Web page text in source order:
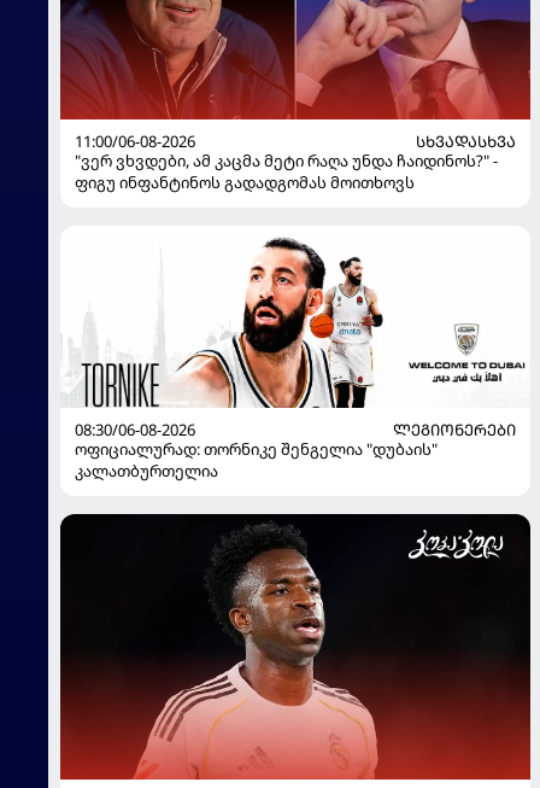
11:00/06-08-2026
ᲡᲮᲕᲐᲓᲐᲡᲮᲕᲐ
"ვერ ვხვდები, ამ კაცმა მეტი რაღა უნდა ჩაიდინოს?" -
ფიგუ ინფანტინოს გადადგომას მოითხოვს
08:30/06-08-2026
ᲚᲔᲒᲘᲝᲜᲔᲠᲔᲑᲘ
ოფიციალურად: თორნიკე შენგელია "დუბაის"
კალათბურთელია